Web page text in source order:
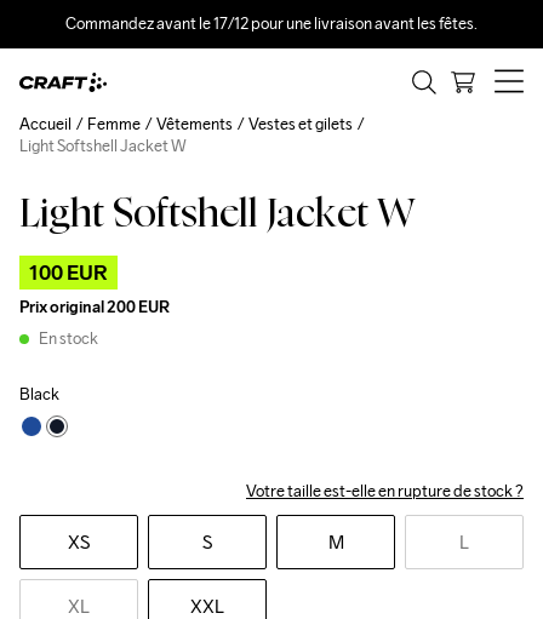
Commandez avant le 17/12 pour une livraison avant les fêtes.
Light Softshell Jacket W
100 EUR
Prix original200 EUR
En stock
Black
Votre taille est-elle en rupture de stock ?
XS S M L
XL XXL
Accueil Femme Vêtements
Vestes et gilets
Light Softshell Jacket W
Outlet